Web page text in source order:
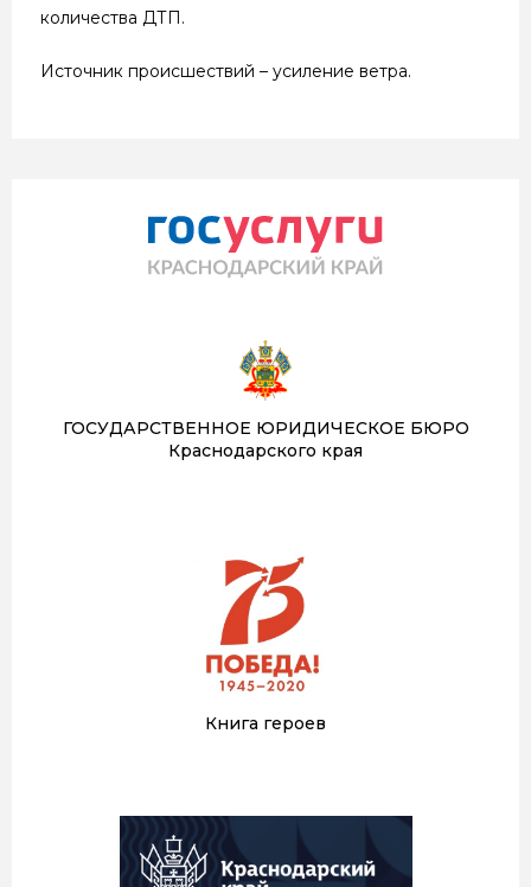
количества ДТП.
Источник происшествий – усиление ветра.
ГОСУДАРСТВЕННОЕ ЮРИДИЧЕСКОЕ БЮРО
Краснодарского края
Книга героев